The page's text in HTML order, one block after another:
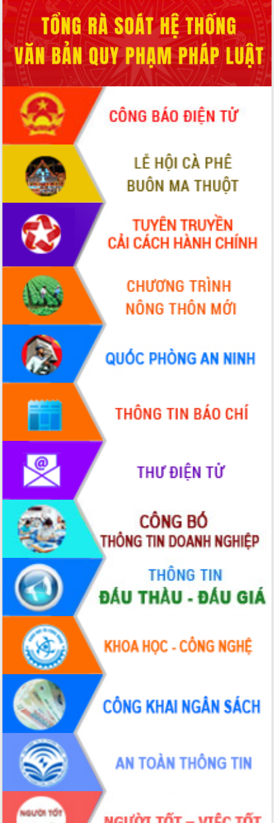
Tháo gỡ những vướng mắc, đẩy mạnh
công tác cải cách thủ tục hành chính
tại Trung tâm Phục vụ hành chính
công tỉnh
Đắk Lắk: Tôn vinh 46 giải pháp tại Hội
thi Sáng tạo Kỹ thuật 2024 - 2025
Đắk Lắk rà soát, điều chỉnh Đề án 190
về phát triển nuôi trồng thủy sản
Phó Chủ tịch UBND tỉnh Đắk Lắk
Trương Công Thái kiểm tra thực địa
Dự án cao tốc Khánh Hòa - Buôn Ma
Định vị cà phê Việt Nam như một “di
sản sống” trong dòng chảy toàn cầu
Xây dựng nông thôn mới: Nâng cao đời
sống người dân từ những mô hình thiết
thực
Quyết liệt tháo gỡ vướng mắc, đẩy
nhanh tiến độ các dự án trọng điểm
trong Khu kinh tế Nam Phú Yên
Hòn Yến phát triển du lịch gắn với bảo
tồn biển
Lấy ý kiến điều chỉnh Quy hoạch tỉnh
Đắk Lắk thời kỳ 2021-2030, tầm nhìn
Phát động chiến dịch 30 ngày đêm
giải phóng mặt bằng Tuyến đường bộ
ven biển
Đắk Lắk nỗ lực thúc đẩy tăng trưởng
kinh tế từ 10% trở lên trong Quý
II/2026
Đắk Lắk ký kết thỏa thuận hợp tác về
chuyển đổi số giai đoạn 2026 – 2030
với Tập đoàn Bưu chính Viễn thông
Việt Nam
Thứ trưởng Bộ Y tế làm việc với tỉnh
Đắk Lắk về phát triển nhân lực y tế
cho trạm y tế cấp xã
Du lịch Đắk Lắk nâng tầm trải nghiệm
du khách thông qua Hệ thống cơ sở dữ
liệu và Bản đồ số
Tập huấn ứng dụng trí tuệ nhân tạo (AI)
trong thương mại điện tử năm 2026
Đoàn đại biểu Quốc hội tỉnh Đắk Lắk
trao đổi thông tin trước Kỳ họp thứ
nhất, Quốc hội khóa XVI
Quyết liệt cải cách hành chính, khơi
thông nguồn lực phát triển
Nâng cao hiệu lực, hiệu quả HĐND
tỉnh thông qua hiện đại hóa hành chính
Xã Ea Phê gắn cải cách hành chính với
chuyển đổi số
Phó Chủ tịch Thường trực UBND tỉnh
Hồ Thị Nguyên Thảo làm việc tại Trung
tâm Phục vụ hành chính công xã Ea
Xây dựng nền hành chính số đồng
hành cùng nông dân dân, doanh nghiệp
Giai đoạn 2026-2030, Đắk Lắk phấn
đấu có 77% xã đạt chuẩn nông thôn
mới